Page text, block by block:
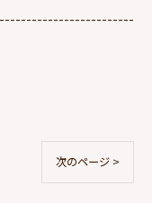
次のページ >